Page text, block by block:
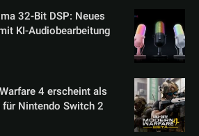
32-Bit DSP: Neues
KI-Audiobearbeitung
4 erscheint als
Nintendo Switch 2